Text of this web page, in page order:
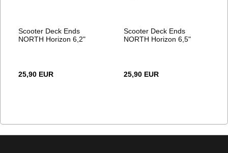
Scooter Deck Ends
NORTH Horizon 6,2"
25,90 EUR
Scooter Deck Ends
NORTH Horizon 6,5"
25,90 EUR